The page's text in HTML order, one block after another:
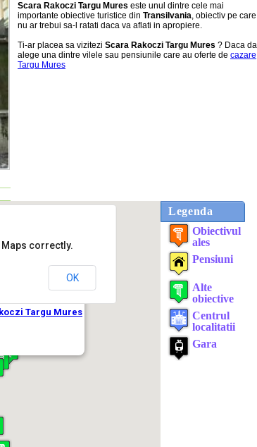
Scara Rakoczi Targu Mures este unul dintre cele mai
importante obiective turistice din Transilvania, obiectiv pe care
nu ar trebui sa-l ratati daca va aflati in apropiere.
Ti-ar placea sa vizitezi Scara Rakoczi Targu Mures ? Daca
alege una dintre vilele sau pensiunile care au oferte de cazare
Targu Mures